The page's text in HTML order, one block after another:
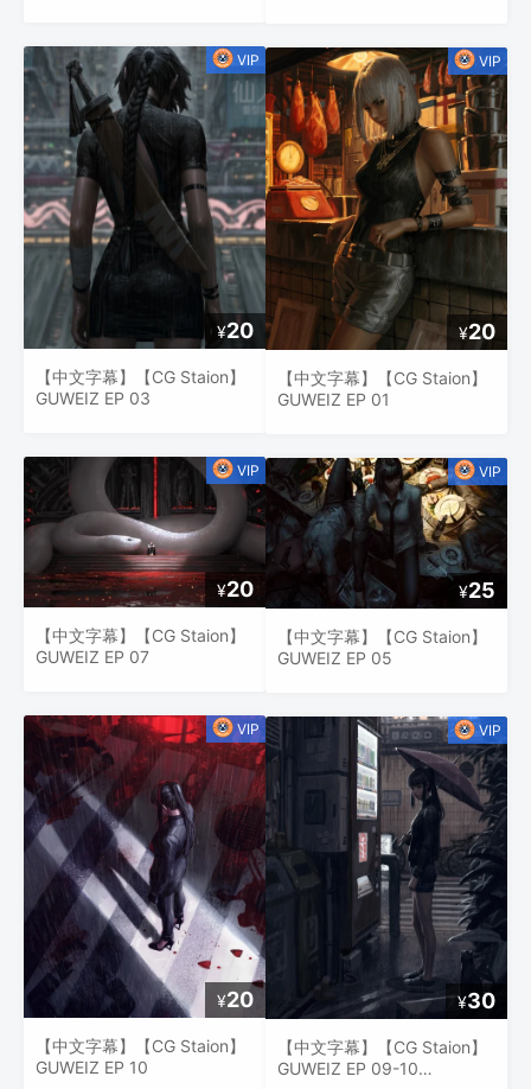
¥20
【中文字幕】【CG Staion】
GUWEIZ EP 03
¥20
【中文字幕】【CG Staion】
GUWEIZ EP 07
¥20
【中文字幕】【CG Staion】
GUWEIZ EP 10
¥20
【中文字幕】【CG Staion】
GUWEIZ EP 01
¥25
【中文字幕】【CG Staion】
GUWEIZ EP 05
¥30
【中文字幕】【CG Staion】
GUWEIZ EP 09-10